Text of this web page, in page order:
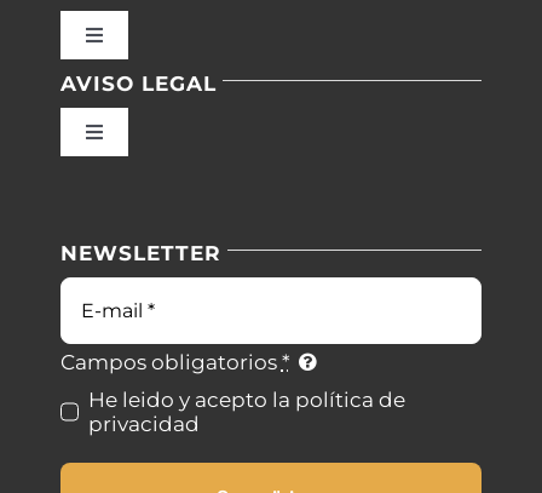
Toggle
Inicio
Blog
Contacto
AVISO LEGAL
Toggle
Condiciones de uso
Ley de cookies
Desistimiento
NEWSLETTER
Correo
electrónico
Campos obligatorios *
He leido y acepto la política de
privacidad